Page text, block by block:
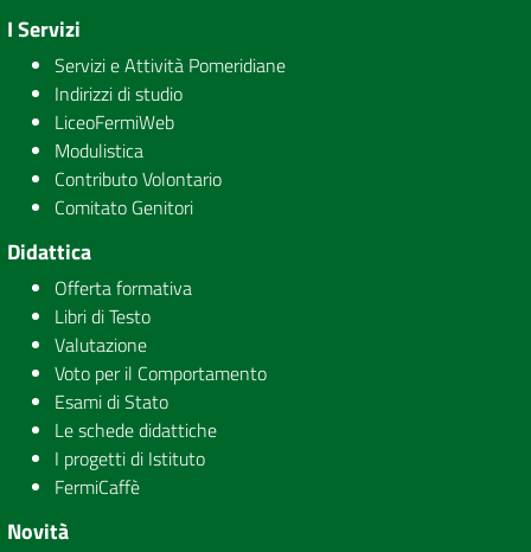
I Servizi
Servizi e Attività Pomeridiane
Indirizzi di studio
LiceoFermiWeb
Modulistica
Contributo Volontario
Comitato Genitori
Didattica
Offerta formativa
Libri di Testo
Valutazione
Voto per il Comportamento
Esami di Stato
Le schede didattiche
I progetti di Istituto
FermiCaffè
Novità